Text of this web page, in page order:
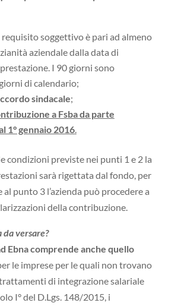
requisito soggettivo è pari ad almeno
aziendale dalla data di
I 90 giorni sono
di calendario;
sindacale;
a Fsba da parte
1° gennaio 2016.
condizioni previste nei punti 1 e 2 la
sarà rigettata dal fondo, per
punto 3 l’azienda può procedere a
della contribuzione.
da versare?
Ebna comprende anche quello
le imprese per le quali non trovano
di integrazione salariale
I° del D.Lgs. 148/2015, i